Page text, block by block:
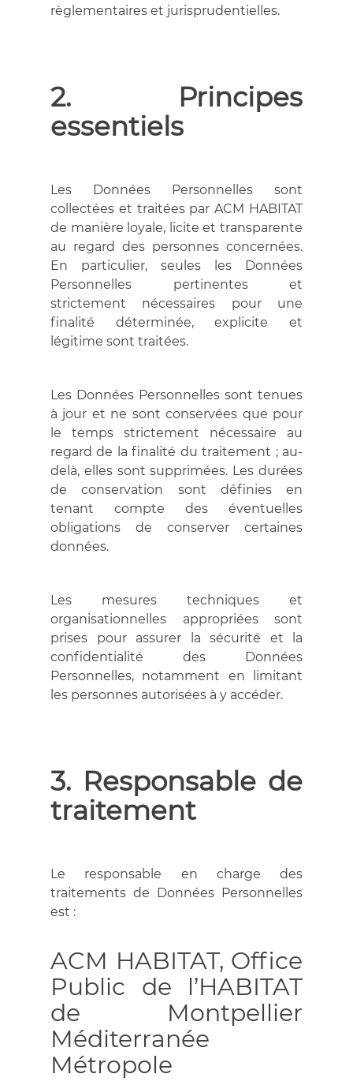
règlementaires et jurisprudentielles.
2. Principes
essentiels
Les Données Personnelles sont
collectées et traitées par ACM HABITAT
de manière loyale, licite et transparente
au regard des personnes concernées.
En particulier, seules les Données
Personnelles pertinentes et
strictement nécessaires pour une
finalité déterminée, explicite et
légitime sont traitées.
Les Données Personnelles sont tenues
à jour et ne sont conservées que pour
le temps strictement nécessaire au
regard de la finalité du traitement ; au-
delà, elles sont supprimées. Les durées
de conservation sont définies en
tenant compte des éventuelles
obligations de conserver certaines
données.
Les mesures techniques et
organisationnelles appropriées sont
prises pour assurer la sécurité et la
confidentialité des Données
Personnelles, notamment en limitant
les personnes autorisées à y accéder.
3. Responsable de
traitement
Le responsable en charge des
traitements de Données Personnelles
est :
ACM HABITAT, Office
Public de l’HABITAT
de Montpellier
Méditerranée
Métropole